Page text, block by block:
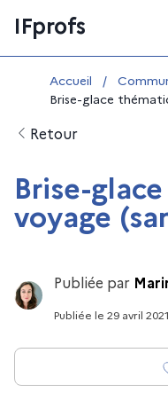
au
contenu
IFprofs
Vous êtes ici :
Accueil /
Brise-glace
Retour
Brise-
voyage
Publiée par
Publiée le 29 avril 2021